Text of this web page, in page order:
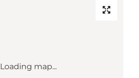
Loading map...